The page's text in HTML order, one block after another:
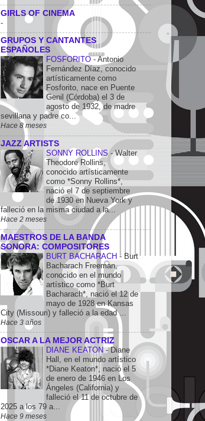
GIRLS OF CINEMA
-
GRUPOS Y CANTANTES
ESPAÑOLES
FOSFORITO-Antonio
Fernández Díaz, conocido
artísticamente como
Fosforito, nace en Puente
Genil (Córdoba) el 3 de
agosto de 1932, de madre
sevillana y padre co...
Hace 8 meses
JAZZ ARTISTS
SONNY ROLLINS-Walter
Theodore Rollins,
conocido artísticamente
como *Sonny Rollins*,
nació el 7 de septiembre
de 1930 en Nueva York y
falleció en la misma ciudad a la...
Hace 2 meses
MAESTROS DE LA BANDA
SONORA: COMPOSITORES
BURT BACHARACH - Burt
Bacharach Freeman,
conocido en el mundo
artístico como *Burt
Bacharach*, nació el 12 de
mayo de 1928 en Kansas
City (Missouri) y falleció a la edad ...
Hace 3 años
OSCAR A LA MEJOR ACTRIZ
DIANE KEATON-Diane
Hall, en el mundo artístico
*Diane Keaton*, nació el 5
de enero de 1946 en Los
Ángeles (California) y
falleció el 11 de octubre de
2025 a los 79 a...
Hace 9 meses